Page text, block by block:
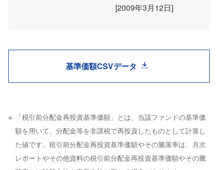
[2009年3月12日]
基準価額CSVデータ
「税引前分配金再投資基準価額」とは、当該ファンドの基準価
額を用いて、分配金等を非課税で再投資したものとして計算し
た値です。税引前分配金再投資基準価額やその騰落率は、月次
レポートやその他資料の税引前分配金再投資基準価額やその騰